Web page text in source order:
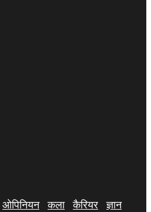
ओपिनियन कला कैरियर
ज्ञान